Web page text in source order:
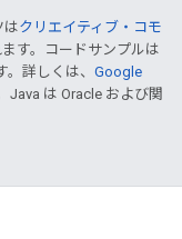
はクリエイティブ・コモ
す。コードサンプルは
詳しくは、 Google
Java は Oracle および関